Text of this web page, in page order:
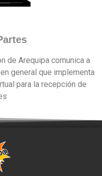
de Arequipa comunica a
general que implementa
para la recepción de